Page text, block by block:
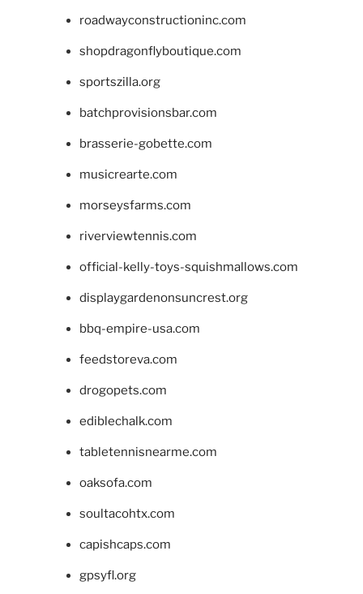
roadwayconstructioninc.com
shopdragonflyboutique.com
sportszilla.org
batchprovisionsbar.com
brasserie-gobette.com
musicrearte.com
morseysfarms.com
riverviewtennis.com
official-kelly-toys-squishmallows.com
displaygardenonsuncrest.org
bbq-empire-usa.com
feedstoreva.com
drogopets.com
ediblechalk.com
tabletennisnearme.com
oaksofa.com
soultacohtx.com
capishcaps.com
gpsyfl.org